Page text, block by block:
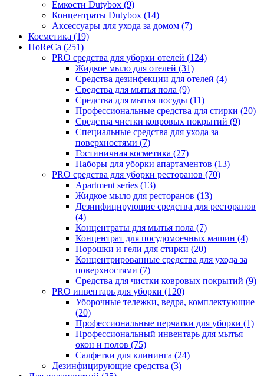
Емкости Dutybox (9)
Концентраты Dutybox (14)
Аксессуары для ухода за домом (7)
Косметика (19)
HoReCa (251)
PRO средства для уборки отелей (124)
Жидкое мыло для отелей (31)
Средства дезинфекции для отелей (4)
Средства для мытья пола (9)
Средства для мытья посуды (11)
Профессиональные средства для стирки (20)
Средства чистки ковровых покрытий (9)
Специальные средства для ухода за
поверхностями (7)
Гостиничная косметика (27)
Наборы для уборки апартаментов (13)
PRO средства для уборки ресторанов (70)
Apartment series (13)
Жидкое мыло для ресторанов (13)
Дезинфицирующие средства для ресторанов
(4)
Концентраты для мытья пола (7)
Концентрат для посудомоечных машин (4)
Порошки и гели для стирки (20)
Концентрированные средства для ухода за
поверхностями (7)
Средства для чистки ковровых покрытий (9)
PRO инвентарь для уборки (120)
Уборочные тележки, ведра, комплектующие
(20)
Профессиональные перчатки для уборки (1)
Профессиональный инвентарь для мытья
окон и полов (75)
Салфетки для клининга (24)
Дезинфицирующие средства (3)